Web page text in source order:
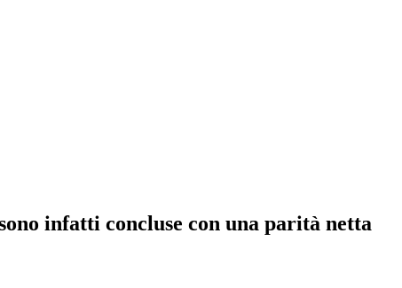
infatti concluse con una parità netta